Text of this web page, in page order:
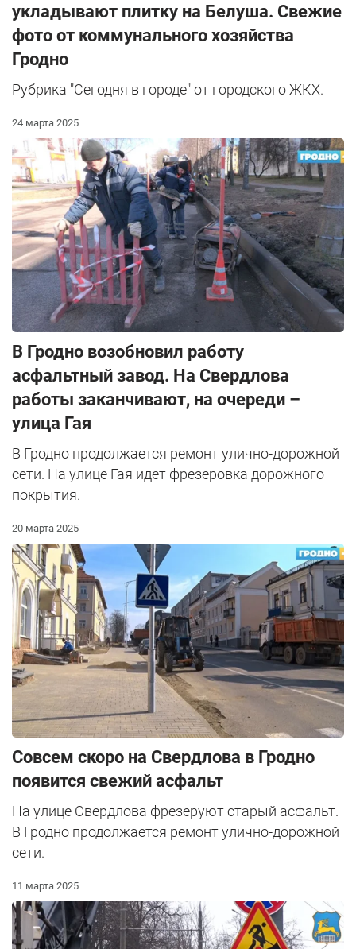
укладывают плитку на Белуша. Свежие
фото от коммунального хозяйства
Гродно
Рубрика "Сегодня в городе" от городского ЖКХ.
24 марта 2025
В Гродно возобновил работу
асфальтный завод. На Свердлова
работы заканчивают, на очереди –
улица Гая
В Гродно продолжается ремонт улично-дорожной
сети. На улице Гая идет фрезеровка дорожного
покрытия.
20 марта 2025
Совсем скоро на Свердлова в Гродно
появится свежий асфальт
На улице Свердлова фрезеруют старый асфальт.
В Гродно продолжается ремонт улично-дорожной
сети.
11 марта 2025